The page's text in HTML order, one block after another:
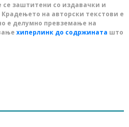
се заштитени со издавачки и
на авторски текстови е
е делумно превземање на
хиперлинк до содржината што